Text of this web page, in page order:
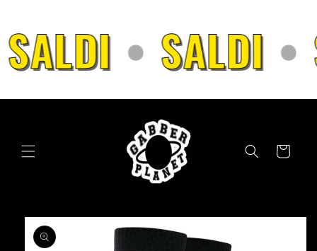
SALDI • SALDI •
Carrello
Passa alle
informazioni
sul prodotto